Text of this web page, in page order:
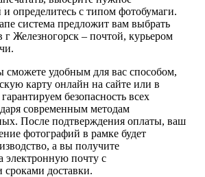
и определитесь с типом фотобумаги.
система предложит вам выбрать
г Железногорск – почтой, курьером
сможете удобным для вас способом,
карту онлайн на сайте или в
безопасность всех
современным методам
После подтверждения оплаты, ваш
фотографий в рамке будет
а вы получите
электронную почту с
доставки.